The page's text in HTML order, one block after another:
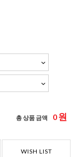
총 상품 금액 0원
WISH LIST